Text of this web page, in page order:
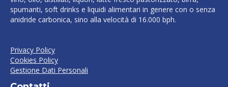
spumanti, soft drinks e liquidi alimentari in genere con o senza
anidride carbonica, sino alla velocità di 16.000 bph.
Privacy Policy
Cookies Policy
Gestione Dati Personali